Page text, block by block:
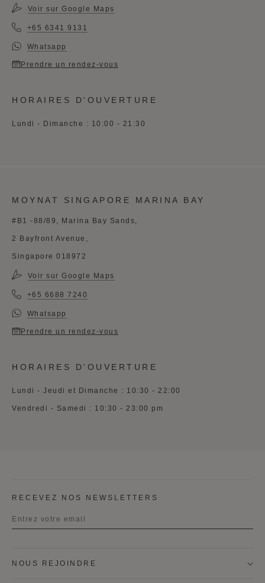
Voir sur Google Maps
+65 6341 9131
Whatsapp
Prendre un rendez-vous
HORAIRES D'OUVERTURE
Lundi - Dimanche : 10:00 - 21:30
MOYNAT SINGAPORE MARINA BAY
#B1 -88/89, Marina Bay Sands,
2 Bayfront Avenue,
Singapore 018972
Voir sur Google Maps
+65 6688 7240
Whatsapp
Prendre un rendez-vous
HORAIRES D'OUVERTURE
Lundi - Jeudi et Dimanche : 10:30 - 22:00
Vendredi - Samedi : 10:30 - 23:00 pm
RECEVEZ NOS NEWSLETTERS
NOUS REJOINDRE